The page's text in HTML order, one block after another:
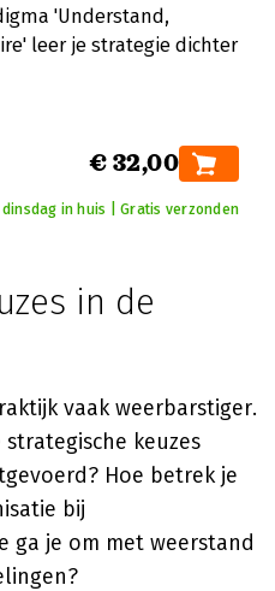
'Understand,
leer je strategie dichter
€ 32,00
in huis | Gratis verzonden
in de
vaak weerbarstiger.
keuzes
Hoe betrek je
bij
ga je om met weerstand